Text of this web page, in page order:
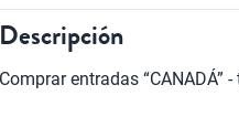
Descripción
Comprar entradas “CANADÁ”